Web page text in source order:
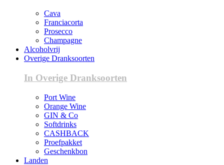
Cava
Franciacorta
Prosecco
Champagne
Alcoholvrij
Overige Dranksoorten
In Overige Dranksoorten
Port Wine
Orange Wine
GIN & Co
Softdrinks
CASHBACK
Proefpakket
Geschenkbon
Landen